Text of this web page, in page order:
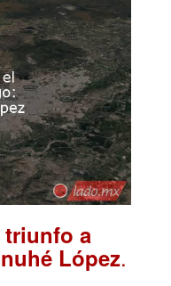
triunfo a
López.